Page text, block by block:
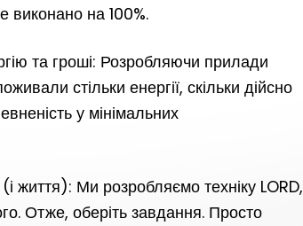
виконано на 100%.
та гроші: Розробляючи прилади
стільки енергії, скільки дійсно
у мінімальних
Ми розробляємо техніку LORD,
Отже, оберіть завдання. Просто